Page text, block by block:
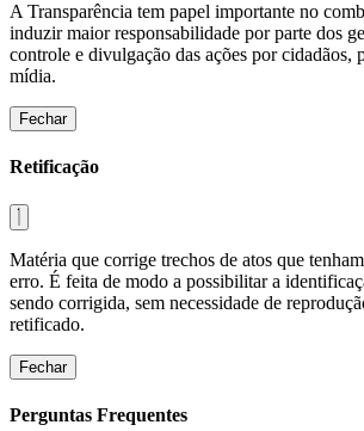
A Transparência tem papel importante no
induzir maior responsabilidade por parte dos
controle e divulgação das ações por cidadãos,
mídia.
Fechar
Retificação
Matéria que corrige trechos de atos que
erro. É feita de modo a possibilitar a
sendo corrigida, sem necessidade de
retificado.
Fechar
Perguntas Frequentes